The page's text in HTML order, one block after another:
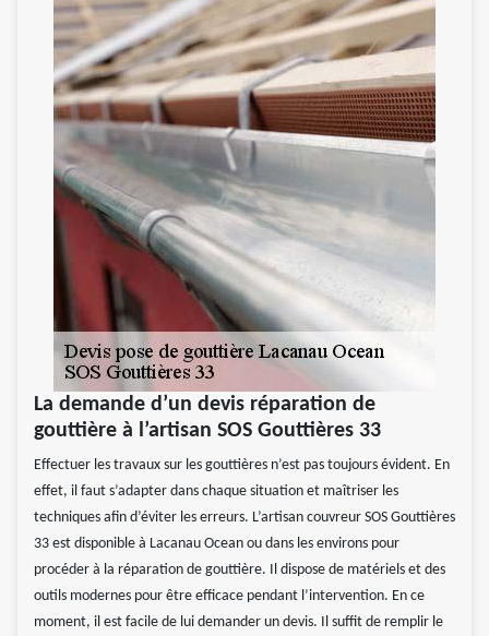
La demande d’un devis réparation de
gouttière à l’artisan SOS Gouttières 33
Effectuer les travaux sur les gouttières n’est pas toujours évident. En
effet, il faut s’adapter dans chaque situation et maîtriser les
techniques afin d’éviter les erreurs. L’artisan couvreur SOS Gouttières
33 est disponible à Lacanau Ocean ou dans les environs pour
procéder à la réparation de gouttière. Il dispose de matériels et des
outils modernes pour être efficace pendant l’intervention. En ce
moment, il est facile de lui demander un devis. Il suffit de remplir le